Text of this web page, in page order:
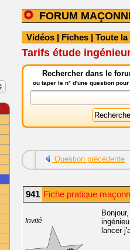
FORUM
Vidéos | Fiches | Toute
Tarifs étude
Rechercher dans le
ou taper le n° d'une question
Question précédente
941 Fiche pratique
Invité
lancer